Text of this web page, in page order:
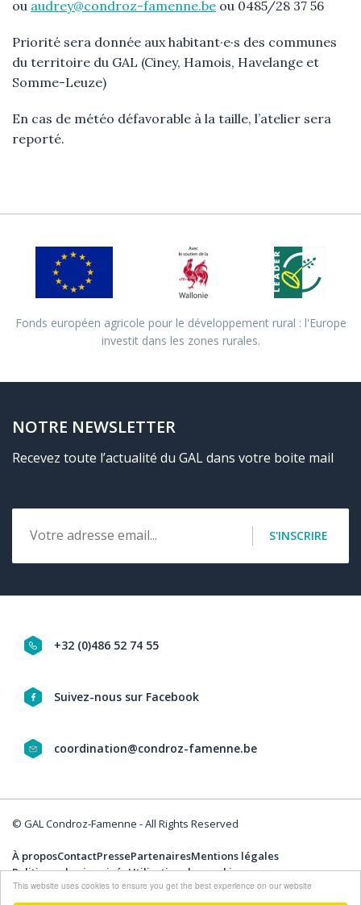
This website uses cookies to ensure you get the best experience on our website
ou audrey@condroz-famenne.be ou 0485/28 37 56
Priorité sera donnée aux habitant·e·s des communes
du territoire du GAL (Ciney, Hamois, Havelange et
Somme-Leuze)
En cas de météo défavorable à la taille, l’atelier sera
reporté.
Fonds européen agricole pour le développement rural : l'Europe
investit dans les zones rurales.
NOTRE NEWSLETTER
Recevez toute l’actualité du GAL dans votre boite mail
Email S'INSCRIRE
Navigation
&
contact
+32 (0)486 52 74 55
Suivez-nous sur Facebook
coordination@condroz-famenne.be
© GAL Condroz-Famenne - All Rights Reserved
À proposContactPressePartenairesMentions légales
Politique de vie privéeUtilisation des cookies